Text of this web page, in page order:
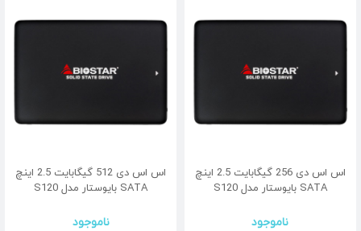
اس اس دی 256 گیگابایت 2.5 اینچ
SATA بایوستار مدل S120
ناموجود
اس اس دی 512 گیگابایت 2.5 اینچ
SATA بایوستار مدل S120
ناموجود